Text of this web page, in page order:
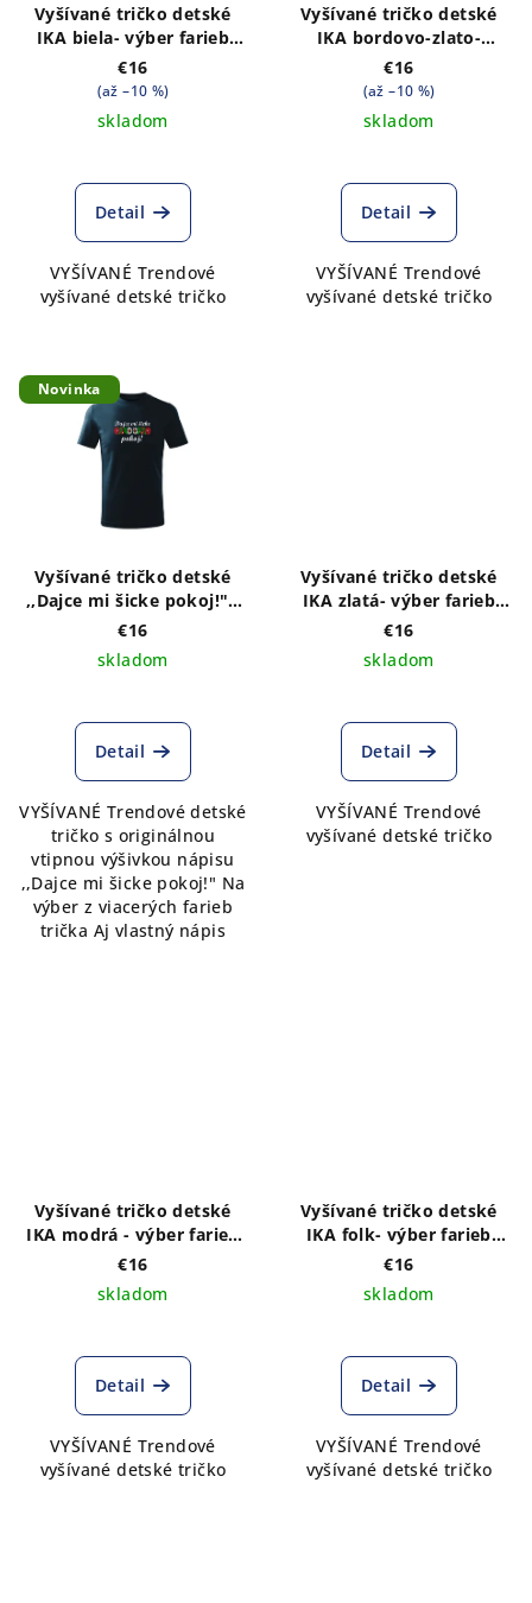
Vyšívané tričko detské
IKA biela- výber farieb
trička
€16
(až –10 %)
skladom
Detail
VYŠÍVANÉ Trendové
vyšívané detské tričko
Vyšívané tričko detské
IKA bordovo-zlato-
tmavozelená- výber farieb
trička
€16
(až –10 %)
skladom
Detail
VYŠÍVANÉ Trendové
vyšívané detské tričko
Novinka
Vyšívané tričko detské
,,Dajce mi šicke pokoj!" -
výber farieb trička
€16
skladom
Detail
VYŠÍVANÉ Trendové detské
tričko s originálnou
vtipnou výšivkou nápisu
,,Dajce mi šicke pokoj!" Na
výber z viacerých farieb
trička Aj vlastný nápis
Vyšívané tričko detské
IKA zlatá- výber farieb
trička
€16
skladom
Detail
VYŠÍVANÉ Trendové
vyšívané detské tričko
Vyšívané tričko detské
IKA modrá - výber farieb
trička
€16
skladom
Detail
VYŠÍVANÉ Trendové
vyšívané detské tričko
Vyšívané tričko detské
IKA folk- výber farieb
trička
€16
skladom
Detail
VYŠÍVANÉ Trendové
vyšívané detské tričko